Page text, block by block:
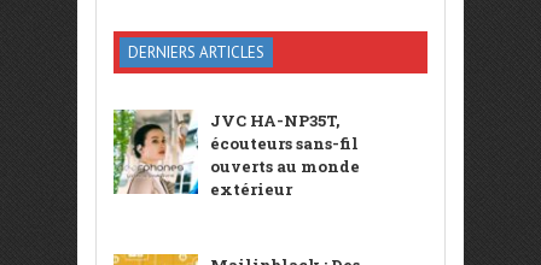
DERNIERS ARTICLES
JVC HA-NP35T,
écouteurs sans-fil
ouverts au monde
extérieur